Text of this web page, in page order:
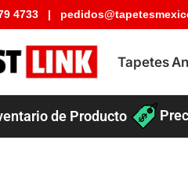
4733 |
Tapetes
de Producto